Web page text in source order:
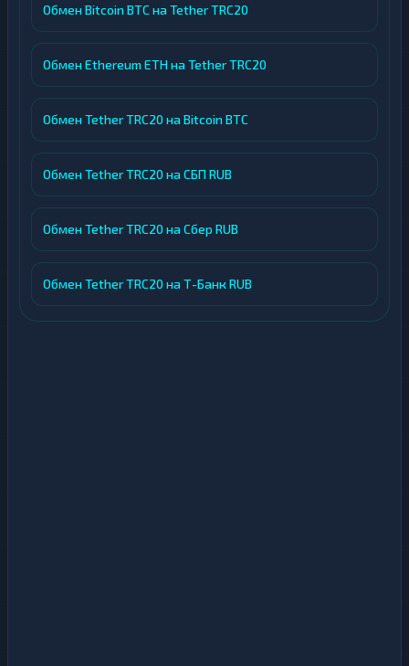
Обмен Bitcoin BTC на Tether TRC20
Обмен Ethereum ETH на Tether TRC20
Обмен Tether TRC20 на Bitcoin BTC
Обмен Tether TRC20 на СБП RUB
Обмен Tether TRC20 на Сбер RUB
Обмен Tether TRC20 на Т-Банк RUB